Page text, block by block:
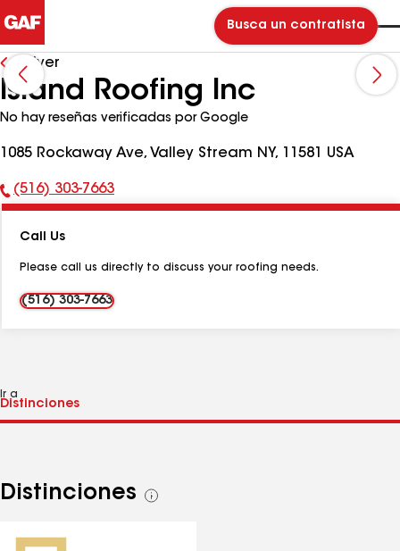
Busca un contratista
Volver
Island Roofing Inc
No hay reseñas verificadas por Google
1085 Rockaway Ave, Valley Stream NY, 11581 USA
Número
teléfono:
(516) 303-7663
Call Us
Please call us directly to discuss your roofing needs.
(516) 303-7663
Ir a
Distinciones
Ver